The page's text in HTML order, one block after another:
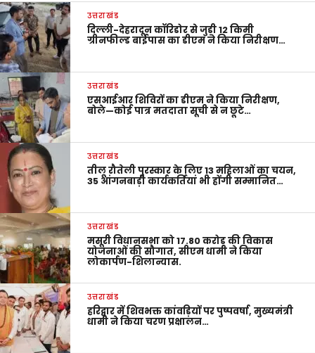
उत्तराखंड
दिल्ली-देहरादून कॉरिडोर से जुड़ी 12 किमी
ग्रीनफील्ड बाईपास का डीएम ने किया निरीक्षण…
उत्तराखंड
एसआईआर शिविरों का डीएम ने किया निरीक्षण,
बोले—कोई पात्र मतदाता सूची से न छूटे…
उत्तराखंड
तीलू रौतेली पुरस्कार के लिए 13 महिलाओं का चयन,
35 आंगनबाड़ी कार्यकर्तियां भी होंगी सम्मानित…
उत्तराखंड
मसूरी विधानसभा को 17.80 करोड़ की विकास
योजनाओं की सौगात, सीएम धामी ने किया
लोकार्पण-शिलान्यास.
उत्तराखंड
हरिद्वार में शिवभक्त कांवड़ियों पर पुष्पवर्षा, मुख्यमंत्री
धामी ने किया चरण प्रक्षालन…